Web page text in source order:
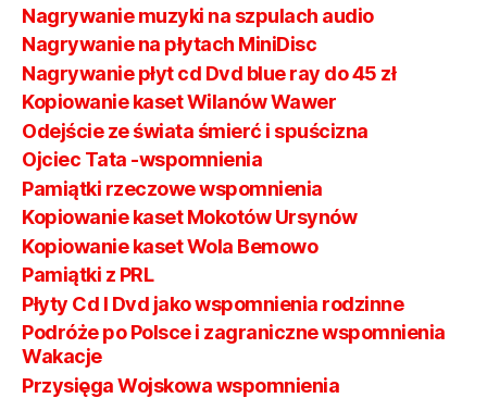
Nagrywanie muzyki na szpulach audio
Nagrywanie na płytach MiniDisc
Nagrywanie płyt cd Dvd blue ray do 45 zł
Kopiowanie kaset Wilanów Wawer
Odejście ze świata śmierć i spuścizna
Ojciec Tata -wspomnienia
Pamiątki rzeczowe wspomnienia
Kopiowanie kaset Mokotów Ursynów
Kopiowanie kaset Wola Bemowo
Pamiątki z PRL
Płyty Cd I Dvd jako wspomnienia rodzinne
Podróże po Polsce i zagraniczne wspomnienia
Wakacje
Przysięga Wojskowa wspomnienia